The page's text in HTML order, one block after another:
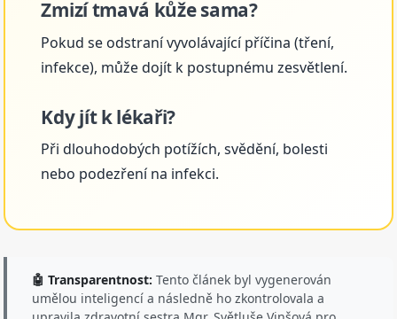
Zmizí tmavá kůže sama?
Pokud se odstraní vyvolávající příčina (tření,
infekce), může dojít k postupnému zesvětlení.
Kdy jít k lékaři?
Při dlouhodobých potížích, svědění, bolesti
nebo podezření na infekci.
🤖 Transparentnost: Tento článek byl vygenerován
umělou inteligencí a následně ho zkontrolovala a